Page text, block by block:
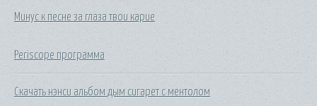
Минус к песне за глаза твои карие
Periscope программа
Скачать нэнси альбом дым сигарет с ментолом